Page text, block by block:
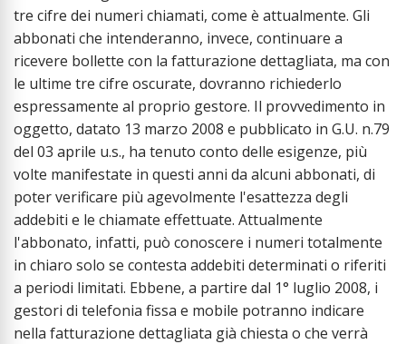
tre cifre dei numeri chiamati, come è attualmente. Gli
abbonati che intenderanno, invece, continuare a
ricevere bollette con la fatturazione dettagliata, ma con
le ultime tre cifre oscurate, dovranno richiederlo
espressamente al proprio gestore. Il provvedimento in
oggetto, datato 13 marzo 2008 e pubblicato in G.U. n.79
del 03 aprile u.s., ha tenuto conto delle esigenze, più
volte manifestate in questi anni da alcuni abbonati, di
poter verificare più agevolmente l'esattezza degli
addebiti e le chiamate effettuate. Attualmente
l'abbonato, infatti, può conoscere i numeri totalmente
in chiaro solo se contesta addebiti determinati o riferiti
a periodi limitati. Ebbene, a partire dal 1° luglio 2008, i
gestori di telefonia fissa e mobile potranno indicare
nella fatturazione dettagliata già chiesta o che verrà